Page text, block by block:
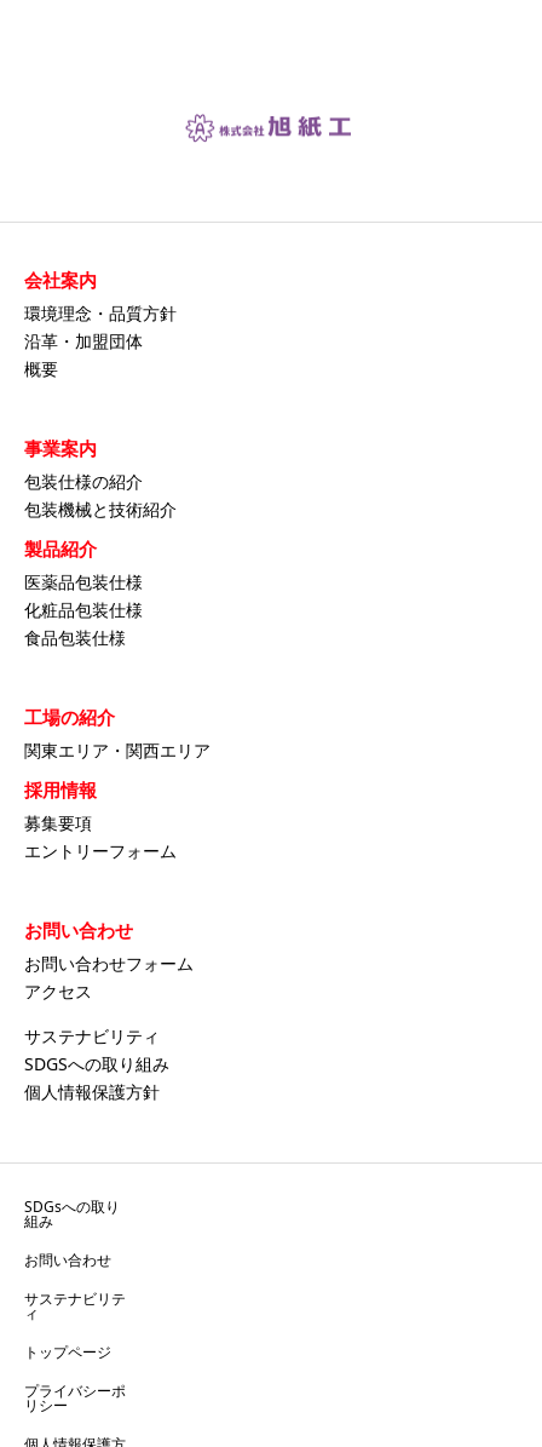
会社案内
環境理念・品質方針
沿革・加盟団体
概要
事業案内
包装仕様の紹介
包装機械と技術紹介
製品紹介
医薬品包装仕様
化粧品包装仕様
食品包装仕様
工場の紹介
関東エリア・関西エリア
採用情報
募集要項
エントリーフォーム
お問い合わせ
お問い合わせフォーム
アクセス
サステナビリティ
SDGSへの取り組み
個人情報保護方針
SDGsへの取り
組み
お問い合わせ
サステナビリテ
ィ
トップページ
プライバシーポ
リシー